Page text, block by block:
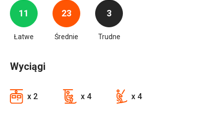
11
Łatwe
23
Średnie
3
Trudne
Wyciągi
x 2 x 4 x 4